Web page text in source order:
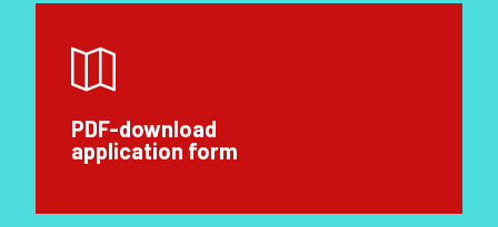
PDF-download
application form